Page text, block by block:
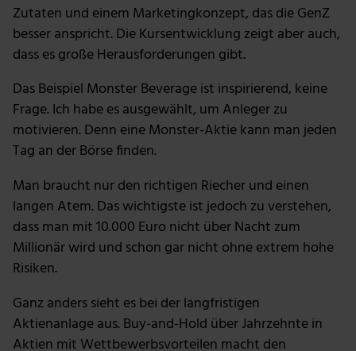
analysieren. Außerdem geben wir Informationen zu
deiner Verwendung unserer Website an unsere Partner
für soziale Medien, Werbung und Analysen weiter.
Unsere Partner führen diese Informationen
möglicherweise mit weiteren Daten zusammen, die du
Nutzung der Dienste gesammelt haben.
Zutaten und einem Marketingkonzept, das die GenZ
besser anspricht. Die Kursentwicklung zeigt aber auch,
dass es große Herausforderungen gibt.
Das Beispiel Monster Beverage ist inspirierend, keine
Frage. Ich habe es ausgewählt, um Anleger zu
motivieren. Denn eine Monster-Aktie kann man jeden
Tag an der Börse finden.
Man braucht nur den richtigen Riecher und einen
langen Atem. Das wichtigste ist jedoch zu verstehen,
dass man mit 10.000 Euro nicht über Nacht zum
Millionär wird und schon gar nicht ohne extrem hohe
Risiken.
Ganz anders sieht es bei der langfristigen
Aktienanlage aus. Buy-and-Hold über Jahrzehnte in
Aktien mit Wettbewerbsvorteilen macht den